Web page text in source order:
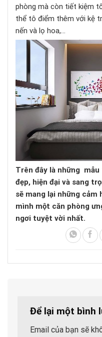
phòng mà còn tiết kiệm
thể tô điểm thêm với kệ
nến và lọ hoa,…
Trên đây là những
đẹp, hiện đại và sang
sẽ mang lại những cảm
mình một căn phòng
ngơi tuyệt vời nhất.
Để lại một bình
Email của bạn sẽ